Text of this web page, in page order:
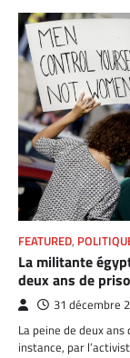
FEATURED,
La militante
deux ans de
31 décembre
La peine de deux
instance, par